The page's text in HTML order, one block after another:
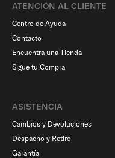
ATENCIÓN AL CLIENTE
Centro de Ayuda
Contacto
Encuentra una Tienda
Sigue tu Compra
ASISTENCIA
Cambios y Devoluciones
Despacho y Retiro
Garantía